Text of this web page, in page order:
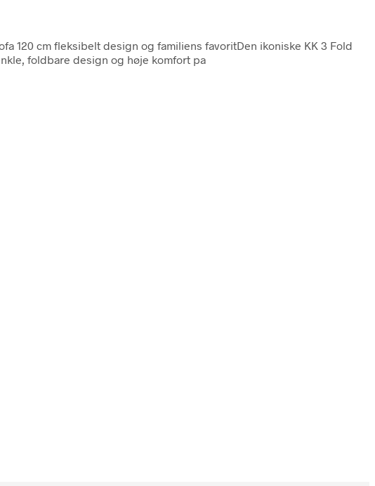
120 cm fleksibelt design og familiens favoritDen ikoniske KK 3 Fold
foldbare design og høje komfort pa